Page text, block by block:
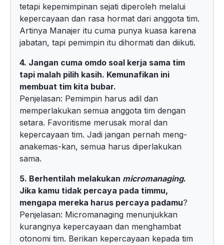
tetapi kepemimpinan sejati diperoleh melalui
kepercayaan dan rasa hormat dari anggota tim.
Artinya Manajer itu cuma punya kuasa karena
jabatan, tapi pemimpin itu dihormati dan diikuti.
4. Jangan cuma omdo soal kerja sama tim
tapi malah pilih kasih. Kemunafikan ini
membuat tim kita bubar.
Penjelasan: Pemimpin harus adil dan
memperlakukan semua anggota tim dengan
setara. Favoritisme merusak moral dan
kepercayaan tim. Jadi jangan pernah meng-
anakemas-kan, semua harus diperlakukan
sama.
5. Berhentilah melakukan micromanaging.
Jika kamu tidak percaya pada timmu,
mengapa mereka harus percaya padamu?
Penjelasan: Micromanaging menunjukkan
kurangnya kepercayaan dan menghambat
otonomi tim. Berikan kepercayaan kepada tim